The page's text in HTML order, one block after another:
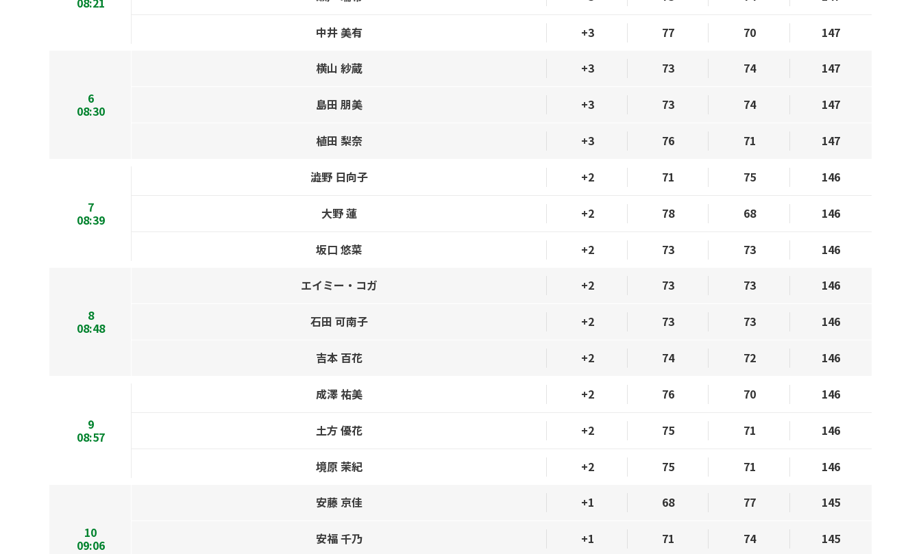
中井 美有 +3 77 70 147
6
08:30
横山 紗蔵 +3 73 74 147
島田 朋美 +3 73 74 147
植田 梨奈 +3 76 71 147
7
08:39
澁野 日向子 +2 71 75 146
大野 蓮 +2 78 68 146
坂口 悠菜 +2 73 73 146
8
08:48
エイミー・コガ +2 73 73 146
石田 可南子 +2 73 73 146
吉本 百花 +2 74 72 146
9
08:57
成澤 祐美 +2 76 70 146
土方 優花 +2 75 71 146
境原 茉紀 +2 75 71 146
10
09:06
安藤 京佳 +1 68 77 145
安福 千乃 +1 71 74 145